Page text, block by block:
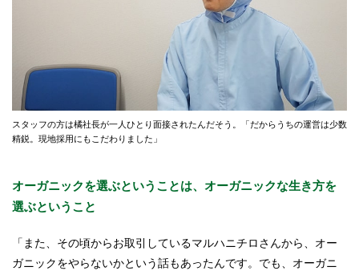
スタッフの方は橘社長が一人ひとり面接されたんだそう。「だからうちの運営は少数
精鋭。現地採用にもこだわりました」
オーガニックを選ぶということは、オーガニックな生き方を
選ぶということ
「また、その頃からお取引しているマルハニチロさんから、オー
ガニックをやらないかという話もあったんです。でも、オーガニ